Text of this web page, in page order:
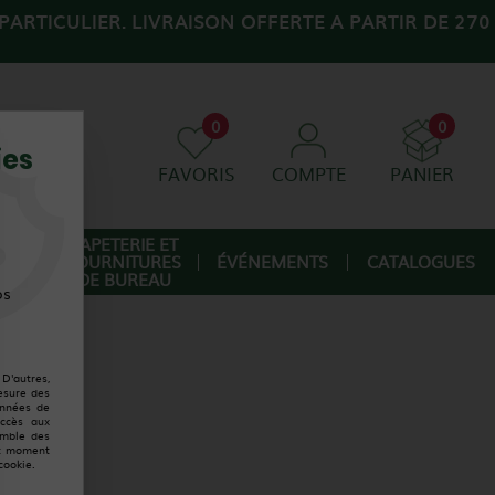
LIVRAISON OFFERTE A PARTIR DE 270
0
FAVORIS COMPTE
0
PANIER
PAPETERIE ET
FOURNITURES
DE BUREAU
ÉVÉNEMENTS CATALOGUES
des
de
aux
des
moment